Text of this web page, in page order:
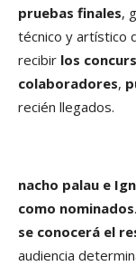
pruebas finales,
técnico y artístico
recibir los
colaboradores,
recién llegados.
nacho palau e
como nominados
se conocerá el
audiencia